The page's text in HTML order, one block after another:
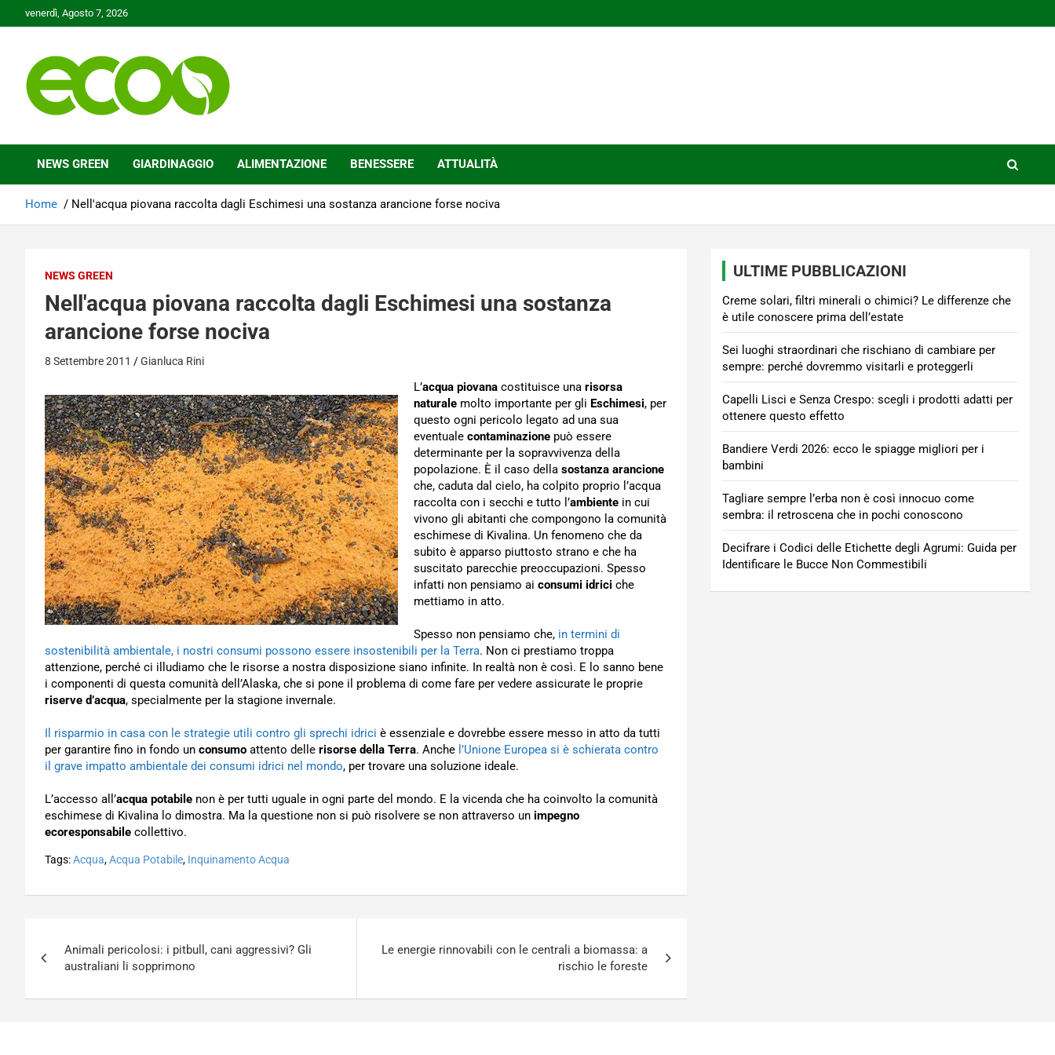
to
venerdì, Agosto 7, 2026
Ecoo.it
NEWS GREEN GIARDINAGGIO ALIMENTAZIONE BENESSERE ATTUALITÀ
Home Nell'acqua piovana raccolta dagli Eschimesi una sostanza arancione forse nociva
NEWS GREEN
Nell'acqua piovana raccolta dagli Eschimesi una sostanza
arancione forse nociva
8 Settembre 2011 Gianluca Rini
L’acqua piovana costituisce una risorsa
naturale molto importante per gli Eschimesi, per
questo ogni pericolo legato ad una sua
eventuale contaminazione può essere
determinante per la sopravvivenza della
popolazione. È il caso della sostanza arancione
che, caduta dal cielo, ha colpito proprio l’acqua
raccolta con i secchi e tutto l’ambiente in cui
vivono gli abitanti che compongono la comunità
eschimese di Kivalina. Un fenomeno che da
subito è apparso piuttosto strano e che ha
suscitato parecchie preoccupazioni. Spesso
infatti non pensiamo ai consumi idrici che
mettiamo in atto.
Spesso non pensiamo che, in termini di
sostenibilità ambientale, i nostri consumi possono essere insostenibili per la Terra. Non ci prestiamo troppa
attenzione, perché ci illudiamo che le risorse a nostra disposizione siano infinite. In realtà non è così. E lo sanno bene
i componenti di questa comunità dell’Alaska, che si pone il problema di come fare per vedere assicurate le proprie
riserve d’acqua, specialmente per la stagione invernale.
Il risparmio in casa con le strategie utili contro gli sprechi idrici è essenziale e dovrebbe essere messo in atto da tutti
per garantire fino in fondo un consumo attento delle risorse della Terra. Anche l’Unione Europea si è schierata contro
il grave impatto ambientale dei consumi idrici nel mondo, per trovare una soluzione ideale.
L’accesso all’acqua potabile non è per tutti uguale in ogni parte del mondo. E la vicenda che ha coinvolto la comunità
eschimese di Kivalina lo dimostra. Ma la questione non si può risolvere se non attraverso un impegno
ecoresponsabile collettivo.
Tags:Acqua,Acqua Potabile, Inquinamento Acqua
articoli
Animali pericolosi: i pitbull, cani aggressivi? Gli
australiani li sopprimono
Le energie rinnovabili con le centrali a biomassa: a
rischio le foreste
ULTIME PUBBLICAZIONI
Creme solari, filtri minerali o chimici? Le differenze che
è utile conoscere prima dell’estate
Sei luoghi straordinari che rischiano di cambiare per
sempre: perché dovremmo visitarli e proteggerli
Capelli Lisci e Senza Crespo: scegli i prodotti adatti per
ottenere questo effetto
Bandiere Verdi 2026: ecco le spiagge migliori per i
bambini
Tagliare sempre l’erba non è così innocuo come
sembra: il retroscena che in pochi conoscono
Decifrare i Codici delle Etichette degli Agrumi: Guida per
Identificare le Bucce Non Commestibili